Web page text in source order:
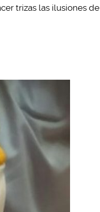
trizas las ilusiones de